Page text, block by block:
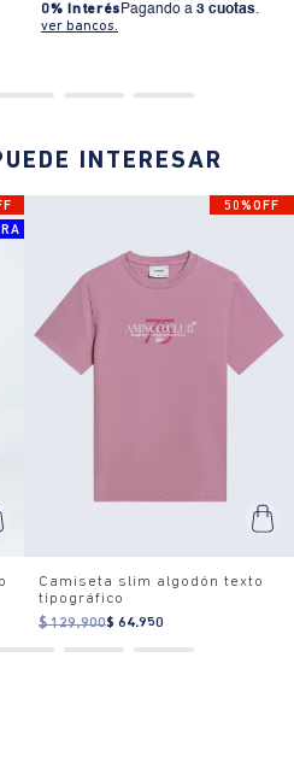
0% Interés Pagando a 3 cuotas.
ver bancos.
INTERESAR
50%OFF
Camiseta slim algodón texto
tipográfico
$ 129.900$ 64.950